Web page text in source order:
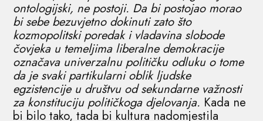
ontologijski, ne postoji. Da bi postojao morao
bi sebe bezuvjetno dokinuti zato što
kozmopolitski poredak i vladavina slobode
čovjeka u temeljima liberalne demokracije
označava univerzalnu političku odluku o tome
da je svaki partikularni oblik ljudske
egzistencije u društvu od sekundarne važnosti
za konstituciju političkoga djelovanja. Kada ne
bi bilo tako, tada bi kultura nadomjestila